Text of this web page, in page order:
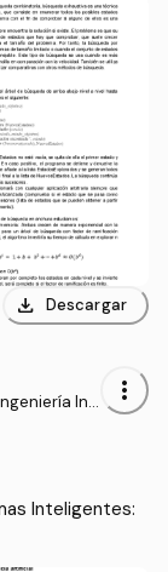
download Descargar
Inf
more_vert
Inteligentes: